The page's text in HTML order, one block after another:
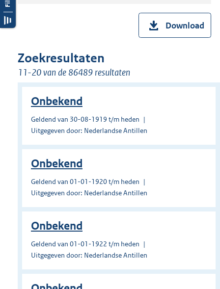
Download
Zoekresultaten
11-20 van de 86489 resultaten
Onbekend
Geldend van 30-08-1919 t/m heden
Uitgegeven door: Nederlandse Antillen
Onbekend
Geldend van 01-01-1920 t/m heden
Uitgegeven door: Nederlandse Antillen
Onbekend
Geldend van 01-01-1922 t/m heden
Uitgegeven door: Nederlandse Antillen